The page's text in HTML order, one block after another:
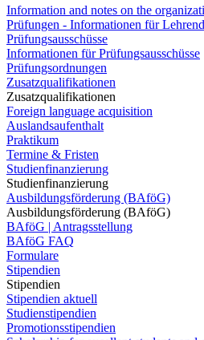
Information and notes on the
Prüfungen - Informationen für
Prüfungsausschüsse
Informationen für Prüfungsausschüsse
Prüfungsordnungen
Zusatzqualifikationen
Zusatzqualifikationen
Foreign language acquisition
Auslandsaufenthalt
Praktikum
Termine & Fristen
Studienfinanzierung
Studienfinanzierung
Ausbildungsförderung (BAföG)
Ausbildungsförderung (BAföG)
BAföG | Antragsstellung
BAföG FAQ
Formulare
Stipendien
Stipendien
Stipendien aktuell
Studienstipendien
Promotionsstipendien